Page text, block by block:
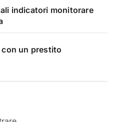
indicatori monitorare
un prestito